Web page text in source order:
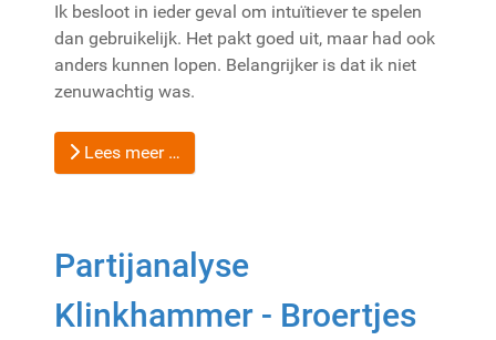
Ik besloot in ieder geval om intuïtiever te spelen
dan gebruikelijk. Het pakt goed uit, maar had ook
anders kunnen lopen. Belangrijker is dat ik niet
zenuwachtig was.
Lees meer …
Partijanalyse
Klinkhammer - Broertjes